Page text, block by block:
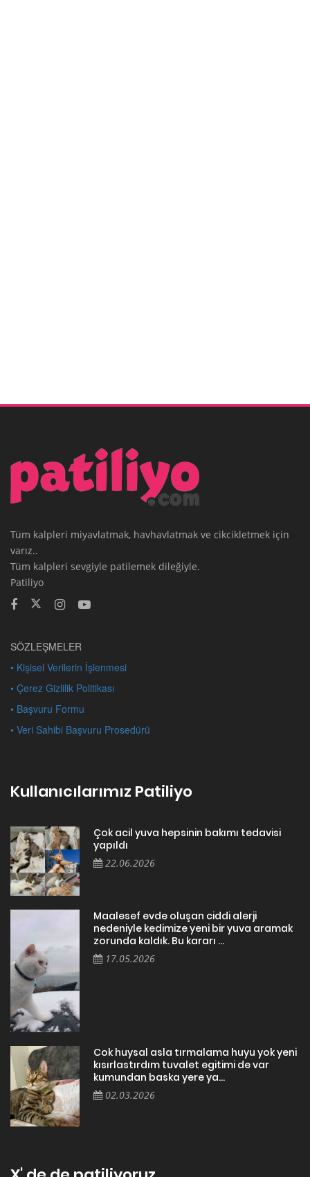
Tüm kalpleri miyavlatmak, havhavlatmak ve cikcikletmek için
varız..
Tüm kalpleri sevgiyle patilemek dileğiyle.
Patiliyo
SÖZLEŞMELER
• Kişisel Verilerin İşlenmesi
• Çerez Gizlilik Politikası
• Başvuru Formu
• Veri Sahibi Başvuru Prosedürü
Kullanıcılarımız Patiliyo
Çok acil yuva hepsinin bakımı tedavisi
yapıldı
22.06.2026
Maalesef evde oluşan ciddi alerji
nedeniyle kedimize yeni bir yuva aramak
zorunda kaldık. Bu kararı ...
17.05.2026
Cok huysal asla tırmalama huyu yok yeni
kısırlastırdım tuvalet egitimi de var
kumundan baska yere ya...
02.03.2026